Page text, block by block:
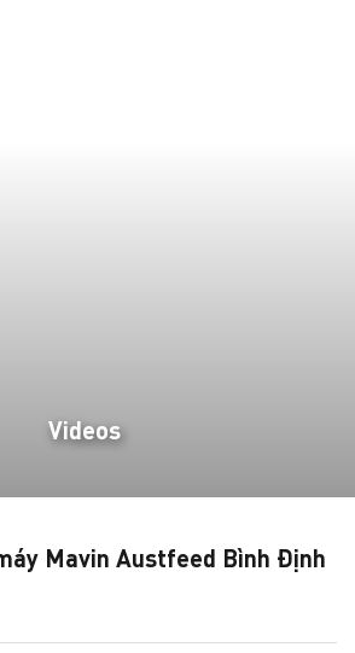
Videos
Mavin Austfeed Bình Định